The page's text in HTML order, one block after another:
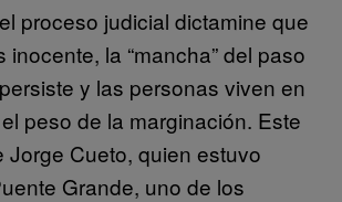
proceso judicial dictamine que
inocente, la “mancha” del paso
y las personas viven en
peso de la marginación. Este
Jorge Cueto, quien estuvo
Grande, uno de los